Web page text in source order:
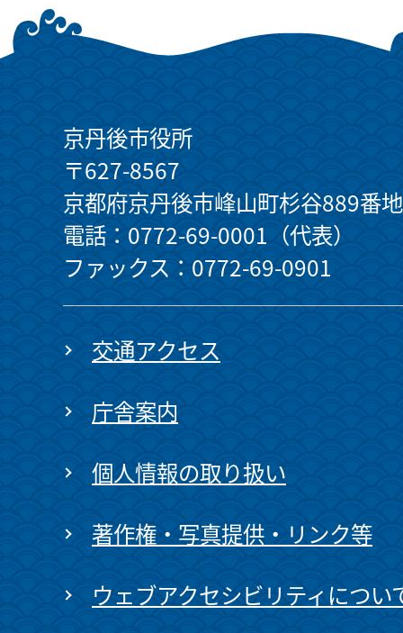
京丹後市役所
〒627-8567
京都府京丹後市峰山町杉谷889番地
電話：0772-69-0001（代表）
ファックス：0772-69-0901
交通アクセス
庁舎案内
個人情報の取り扱い
著作権・写真提供・リンク等
ウェブアクセシビリティについ